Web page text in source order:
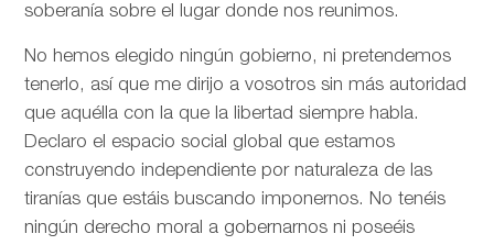
soberanía sobre el lugar donde nos reunimos.
No hemos elegido ningún gobierno, ni pretendemos
tenerlo, así que me dirijo a vosotros sin más autoridad
que aquélla con la que la libertad siempre habla.
Declaro el espacio social global que estamos
construyendo independiente por naturaleza de las
tiranías que estáis buscando imponernos. No tenéis
ningún derecho moral a gobernarnos ni poseéis